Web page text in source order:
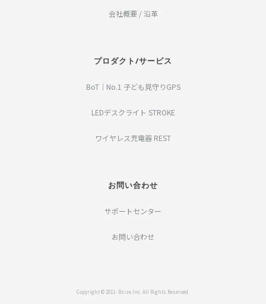
会社概要 / 沿革
プロダクト/サービス
BoT｜No.1 子ども見守りGPS
LEDデスクライト STROKE
ワイヤレス充電器 REST
お問い合わせ
サポートセンター
お問い合わせ
Copyright © 2011- Bsize Inc. All Rights Reserved.